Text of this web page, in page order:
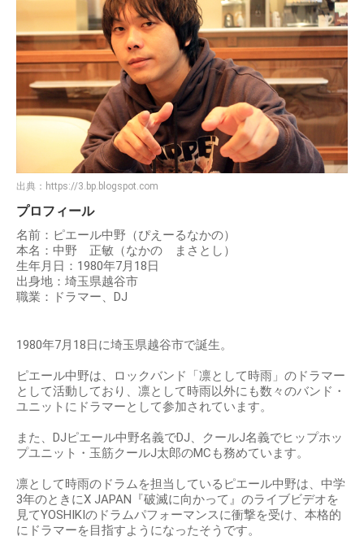
出典： https://3.bp.blogspot.com
プロフィール
名前：ピエール中野（ぴえーるなかの）
本名：中野 正敏（なかの まさとし）
生年月日：1980年7月18日
出身地：埼玉県越谷市
職業：ドラマー、DJ
1980年7月18日に埼玉県越谷市で誕生。
ピエール中野は、ロックバンド「凛として時雨」のドラマー
として活動しており、凛として時雨以外にも数々のバンド・
ユニットにドラマーとして参加されています。
また、DJピエール中野名義でDJ、クールJ名義でヒップホッ
プユニット・玉筋クールJ太郎のMCも務めています。
凛として時雨のドラムを担当しているピエール中野は、中学
3年のときにX JAPAN『破滅に向かって』のライブビデオを
見てYOSHIKIのドラムパフォーマンスに衝撃を受け、本格的
にドラマーを目指すようになったそうです。